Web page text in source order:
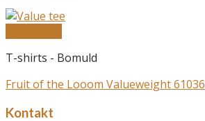
T-shirts - Bomuld
Fruit of the Looom Valueweight 61036
Kontakt